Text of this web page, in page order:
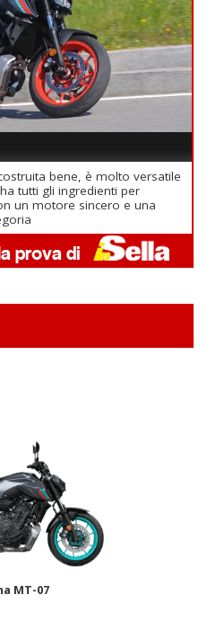
bene, è molto versatile
tutti gli ingredienti per
un motore sincero e una
MT-07